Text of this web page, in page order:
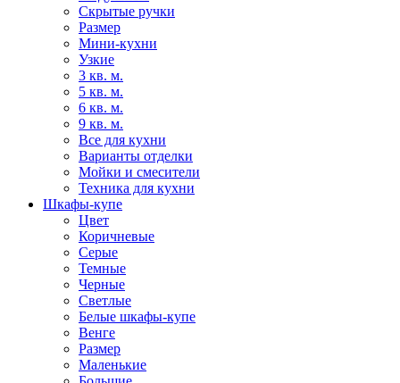
Скрытые ручки
Размер
Мини-кухни
Узкие
3 кв. м.
5 кв. м.
6 кв. м.
9 кв. м.
Все для кухни
Варианты отделки
Мойки и смесители
Техника для кухни
Шкафы-купе
Цвет
Коричневые
Серые
Темные
Черные
Светлые
Белые шкафы-купе
Венге
Размер
Маленькие